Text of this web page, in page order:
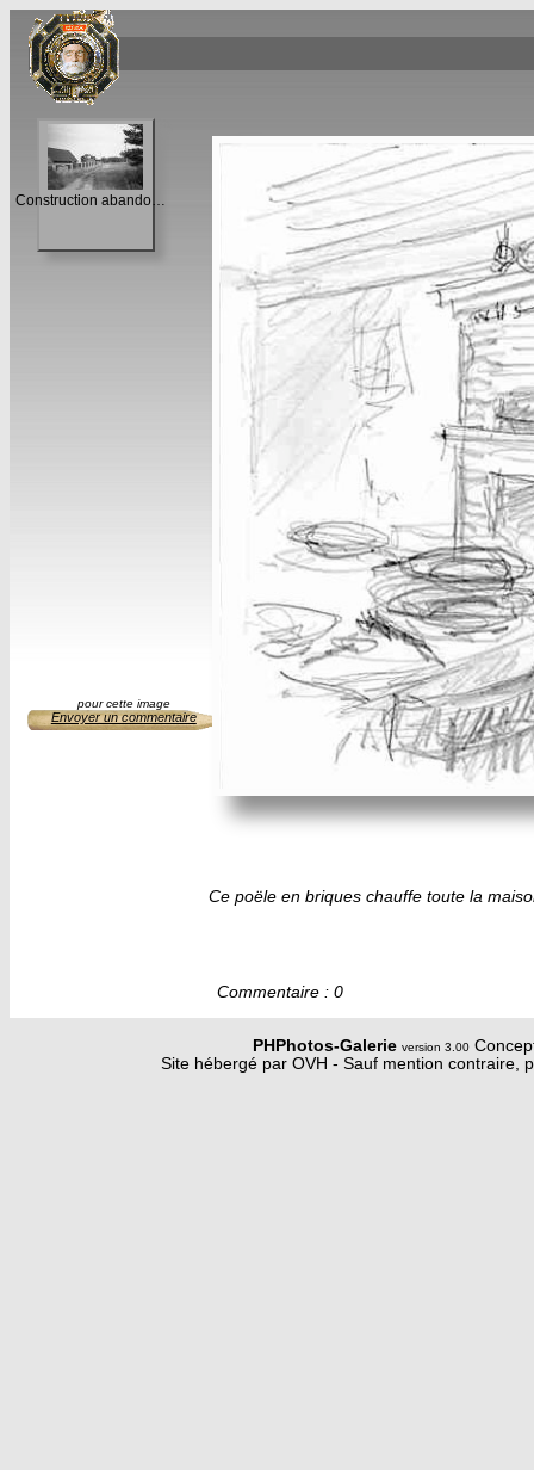
pour cette image
Envoyer un commentaire
Ce poële en briques chauffe toute la
Commentaire : 0
PHPhotos-Galerie version 3.00
Site hébergé par OVH - Sauf mention contraire,